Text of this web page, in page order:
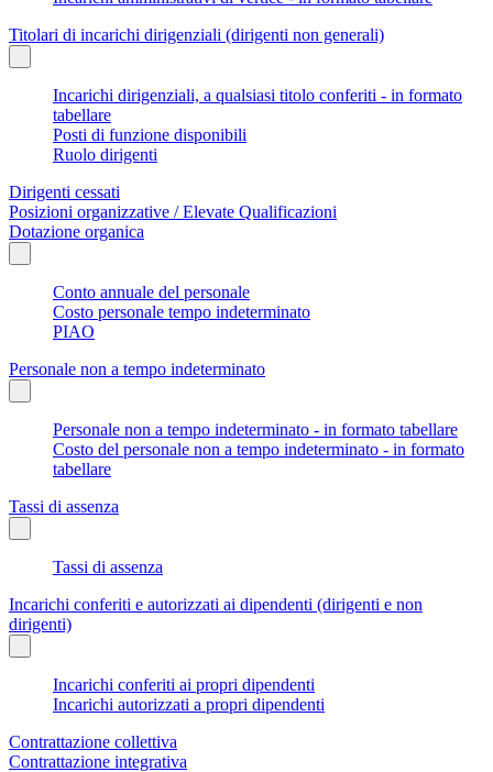
Titolari di incarichi dirigenziali (dirigenti non generali)
Incarichi dirigenziali, a qualsiasi titolo conferiti - in formato
tabellare
Posti di funzione disponibili
Ruolo dirigenti
Dirigenti cessati
Posizioni organizzative / Elevate Qualificazioni
Dotazione organica
Conto annuale del personale
Costo personale tempo indeterminato
PIAO
Personale non a tempo indeterminato
Personale non a tempo indeterminato - in formato tabellare
Costo del personale non a tempo indeterminato - in formato
tabellare
Tassi di assenza
Tassi di assenza
Incarichi conferiti e autorizzati ai dipendenti (dirigenti e non
dirigenti)
Incarichi conferiti ai propri dipendenti
Incarichi autorizzati a propri dipendenti
Contrattazione collettiva
Contrattazione integrativa